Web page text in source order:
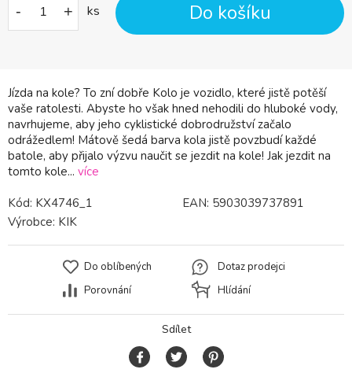
Jízda na kole? To zní dobře Kolo je vozidlo, které jistě potěší
vaše ratolesti. Abyste ho však hned nehodili do hluboké vody,
navrhujeme, aby jeho cyklistické dobrodružství začalo
odrážedlem! Mátově šedá barva kola jistě povzbudí každé
batole, aby přijalo výzvu naučit se jezdit na kole! Jak jezdit na
tomto kole... více
- + ks Do košíku
Kód: KX4746_1 EAN: 5903039737891
Výrobce: KIK
Do oblíbených
Porovnání
Dotaz prodejci
Hlídání
Sdílet